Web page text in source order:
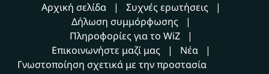
Αρχική σελίδα
Συχνές ερωτήσεις
Δήλωση συμμόρφωσης
Πληροφορίες για το WiZ
Επικοινωνήστε μαζί μας
Νέα
Γνωστοποίηση σχετικά με την προστασία